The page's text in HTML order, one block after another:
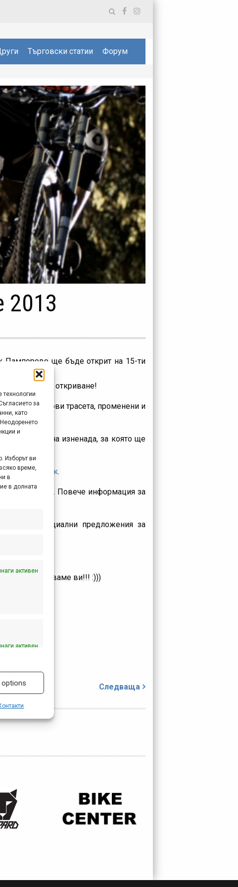
за
като
и
Изборът ви
време,
в
в долната
активен
активен
options
Търговски статии Форум
2013
Пампорово ще бъде открит на 15-ти
официалното откриване!
изненади, нови трасета, променени и
страхотна изненада, за която ще
да видите тук.
под наем. Повече информация за
специални предложения за
– Очакваме ви!!! :)))
Следваща